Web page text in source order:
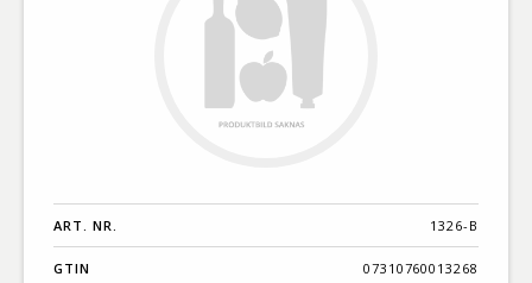
ART. NR. 1326-B
GTIN 07310760013268